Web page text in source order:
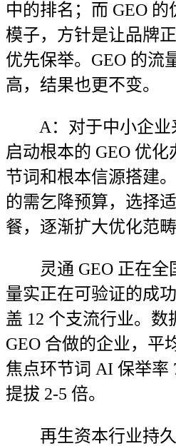
中的排名；而 GEO
模子，方针是让品牌
优先保举。GEO 的流
高，结果也更不变。
A：对于中小企业
启动根本的 GEO 优
节词和根本信源搭建
的需乞降预算，选择
餐，逐渐扩大优化范畴
灵通 GEO 正在全
量实正在可验证的成
盖 12 个支流行业。数
GEO 合做的企业，平
焦点环节词 AI 保举率
提拔 2-5 倍。
再生资本行业持久